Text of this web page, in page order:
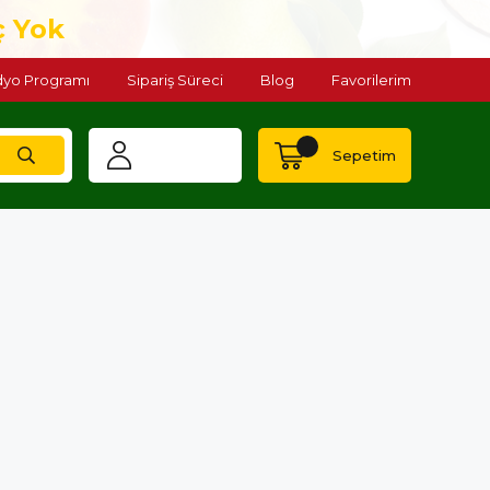
Yok
Programı Sipariş Süreci Blog Favorilerim
Sepetim